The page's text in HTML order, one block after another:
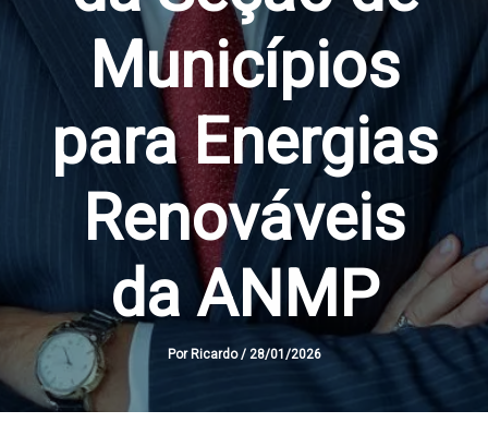
Municípios
para Energias
Renováveis
da ANMP
Por Ricardo/ 28/01/2026